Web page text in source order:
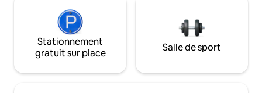
Stationnement
gratuit sur place
Salle de sport